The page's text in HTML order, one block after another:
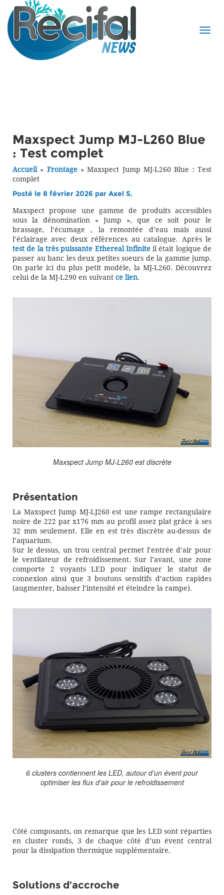
Maxspect Jump MJ-L260 Blue
: Test complet
Accueil» Frontage»Maxspect Jump MJ-L260 Blue : Test
complet
Posté le 8 février 2026 par Axel S.
Maxspect propose une gamme de produits accessibles
sous la dénomination « Jump », que ce soit pour le
brassage, l’écumage , la remontée d’eau mais aussi
l’éclairage avec deux références au catalogue. Après le
test de la très puissante Ethereal Infiniteil était logique de
passer au banc les deux petites soeurs de la gamme jump.
On parle ici du plus petit modèle, la MJ-L260. Découvrez
celui de la MJ-L290 en suivant ce lien.
Maxspect Jump MJ-L260 est discrète
Présentation
La Maxspect Jump MJ-LJ260 est une rampe rectangulaire
noire de 222 par x176 mm au profil assez plat grâce à ses
32 mm seulement. Elle en est très discrète au-dessus de
l’aquarium.
Sur le dessus, un trou central permet l’entrée d’air pour
le ventilateur de refroidissement. Sur l’avant, une zone
comporte 2 voyants LED pour indiquer le statut de
connexion ainsi que 3 boutons sensitifs d’action rapides
(augmenter, baisser l’intensité et éteindre la rampe).
6 clusters contiennent les LED, autour d’un évent pour
optimiser les flux d’air pour le refroidissement
Côté composants, on remarque que les LED sont réparties
en cluster ronds, 3 de chaque côté d’un évent central
pour la dissipation thermique supplémentaire.
Solutions d’accroche